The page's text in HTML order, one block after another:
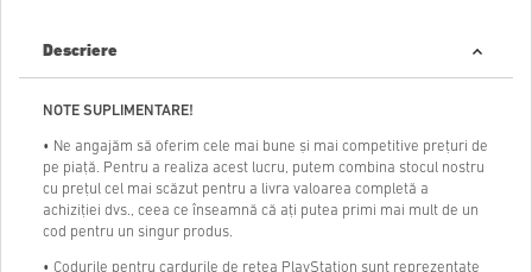
Descriere
NOTE SUPLIMENTARE!
• Ne angajăm să oferim cele mai bune și mai competitive prețuri de
pe piață. Pentru a realiza acest lucru, putem combina stocul nostru
cu prețul cel mai scăzut pentru a livra valoarea completă a
achiziției dvs., ceea ce înseamnă că ați putea primi mai mult de un
cod pentru un singur produs.
• Codurile pentru cardurile de rețea PlayStation sunt reprezentate